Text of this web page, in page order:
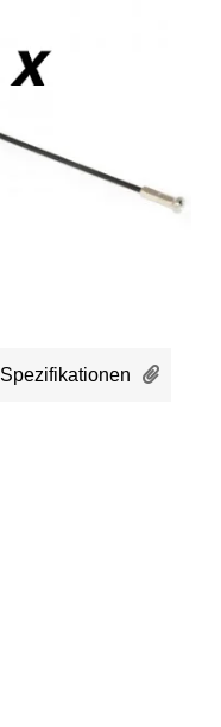
Spezifikationen